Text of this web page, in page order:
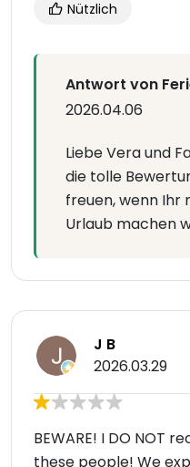
Nützlich
Antwort von
2026.04.06
Liebe Vera und
die tolle
freuen, wenn Ihr
Urlaub machen
J B
2026.03.29
BEWARE! I DO NOT
these people! We